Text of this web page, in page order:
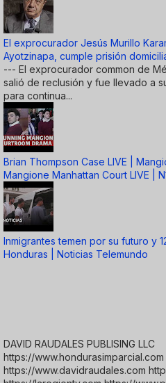
El exprocurador Jesús Murillo
Ayotzinapa, cumple prisión
--- El exprocurador common de
salió de reclusión y fue llevado a
para continua...
Brian Thompson Case LIVE |
Mangione Manhattan Court LIVE |
Inmigrantes temen por su futuro y
Honduras | Noticias Telemundo
DAVID RAUDALES PUBLISING LLC
https://
https://www.davidraudales.com